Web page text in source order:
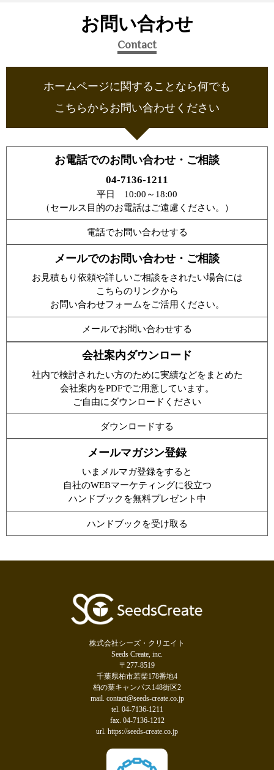
お問い合わせ
Contact
ホームページに関することなら何でも
こちらからお問い合わせください
お電話でのお問い合わせ・ご相談
04-7136-1211
平日 10:00～18:00
（セールス目的のお電話はご遠慮ください。）
電話でお問い合わせする
メールでのお問い合わせ・ご相談
お見積もり依頼や詳しいご相談をされたい場合には
こちらのリンクから
お問い合わせフォームをご活用ください。
メールでお問い合わせする
会社案内ダウンロード
社内で検討されたい方のために実績などをまとめた
会社案内をPDFでご用意しています。
ご自由にダウンロードください
ダウンロードする
メールマガジン登録
いまメルマガ登録をすると
自社のWEBマーケティングに役立つ
ハンドブックを無料プレゼント中
ハンドブックを受け取る
株式会社シーズ・クリエイト
Seeds Create, inc.
〒277-8519
千葉県柏市若柴178番地4
柏の葉キャンパス148街区2
mail. contact@seeds-create.co.jp
tel. 04-7136-1211
fax. 04-7136-1212
url. https://seeds-create.co.jp